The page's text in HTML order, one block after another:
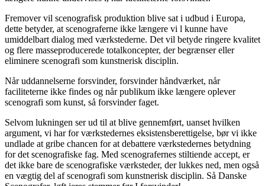
Fremover vil scenografisk produktion blive sat i udbud i Europa,
dette betyder, at scenograferne ikke længere vi l kunne have
umiddelbart dialog med værkstederne. Det vil betyde ringere kvalitet
og flere masseproducerede totalkoncepter, der begrænser eller
eliminere scenografi som kunstnerisk disciplin.
Når uddannelserne forsvinder, forsvinder håndværket, når
faciliteterne ikke findes og når publikum ikke længere oplever
scenografi som kunst, så forsvinder faget.
Selvom lukningen ser ud til at blive gennemført, uanset hvilken
argument, vi har for værkstedernes eksistensberettigelse, bør vi ikke
undlade at gribe chancen for at debattere værkstedernes betydning
for det scenografiske fag. Med scenografernes stiltiende accept, er
det ikke bare de scenografiske værksteder, der lukkes ned, men også
en vægtig del af scenografi som kunstnerisk disciplin. Så Danske